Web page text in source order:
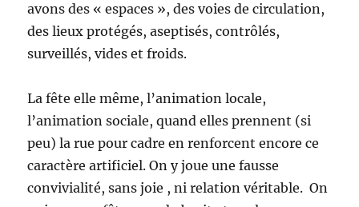
avons des « espaces », des voies de circulation,
des lieux protégés, aseptisés, contrôlés,
surveillés, vides et froids.
La fête elle même, l’animation locale,
l’animation sociale, quand elles prennent (si
peu) la rue pour cadre en renforcent encore ce
caractère artificiel. On y joue une fausse
convivialité, sans joie , ni relation véritable. On